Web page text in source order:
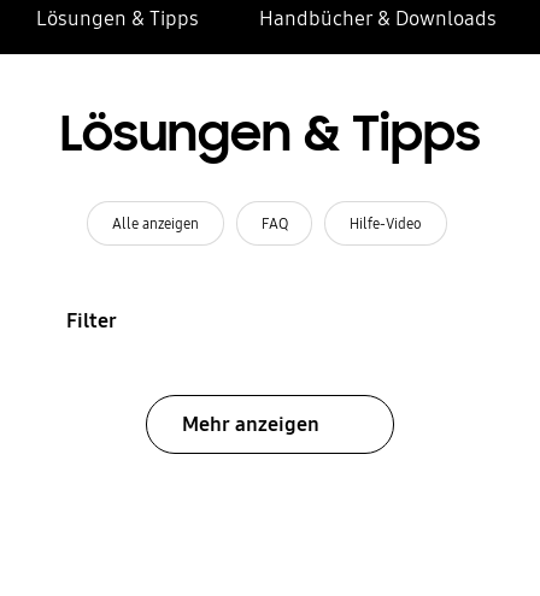
Lösungen & Tipps Handbücher & Downloads
Lösungen & Tipps
Alle anzeigen FAQ Hilfe-Video
Filter
Mehr anzeigen